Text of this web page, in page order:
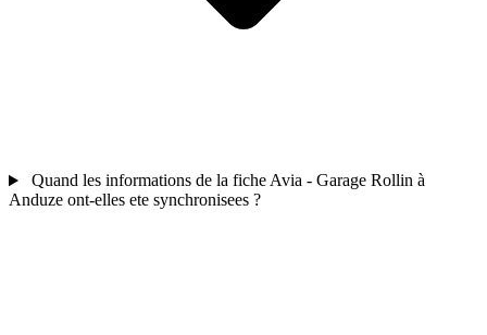
Quand les informations de la fiche Avia - Garage Rollin à
Anduze ont-elles ete synchronisees ?